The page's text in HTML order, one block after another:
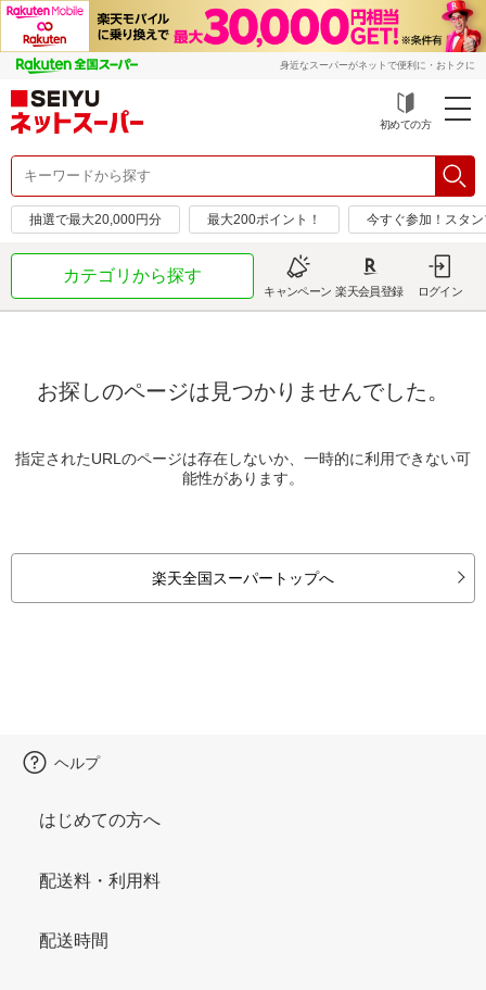
身近なスーパーがネットで便利に・おトクに
初めての方
抽選で最大20,000円分 最大200ポイント！ 今すぐ参加！スタ
カテゴリから探す
キャンペーン 楽天会員登録 ログイン
お探しのページは見つかりませんでした。
指定されたURLのページは存在しないか、一時的に利用できない可
能性があります。
楽天全国スーパートップへ
ヘルプ
はじめての方へ
配送料・利用料
配送時間